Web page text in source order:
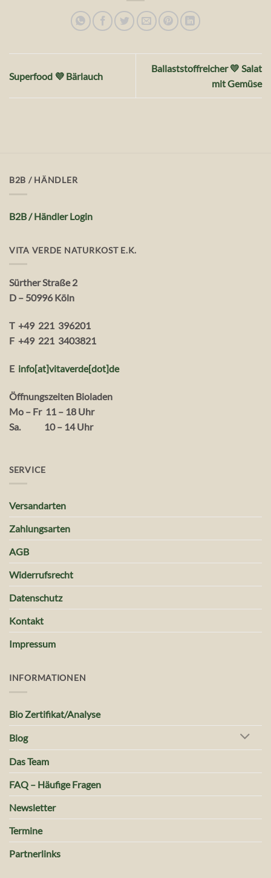
Superfood 💜 Bärlauch
Ballaststoffreicher 💛 Salat
mit Gemüse
B2B / HÄNDLER
B2B / Händler Login
VITA VERDE NATURKOST E.K.
Sürther Straße 2
D – 50996 Köln
T +49 221 396201
F +49 221 3403821
E info[at]vitaverde[dot]de
Öffnungszeiten Bioladen
Mo – Fr 11 – 18 Uhr
Sa. 10 – 14 Uhr
SERVICE
Versandarten
Zahlungsarten
AGB
Widerrufsrecht
Datenschutz
Kontakt
Impressum
INFORMATIONEN
Bio Zertifikat/Analyse
Blog
Das Team
FAQ – Häufige Fragen
Newsletter
Termine
Partnerlinks